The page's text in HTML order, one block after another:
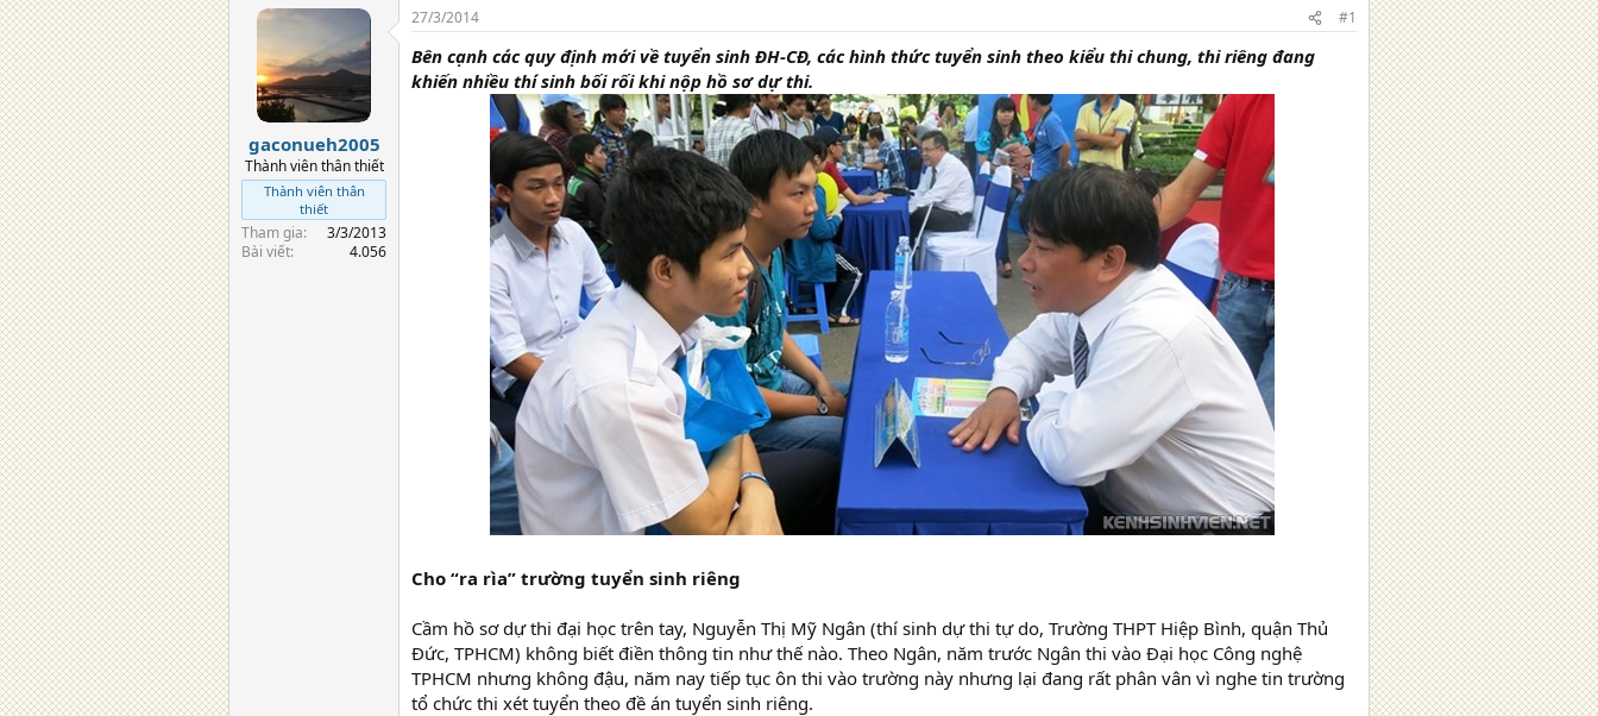
h
ó
a
gaconueh2005
Thành viên thân thiết
Thành viên thân
thiết
Tham gia
3/3/2013
Bài viết
4.056
27/3/2014 #1
Bên cạnh các quy định mới về tuyển sinh ĐH-CĐ, các hình thức tuyển sinh theo kiểu thi chung, thi riêng đang
khiến nhiều thí sinh bối rối khi nộp hồ sơ dự thi.
Cho “ra rìa” trường tuyển sinh riêng
Cầm hồ sơ dự thi đại học trên tay, Nguyễn Thị Mỹ Ngân (thí sinh dự thi tự do, Trường THPT Hiệp Bình, quận Thủ
Đức, TPHCM) không biết điền thông tin như thế nào. Theo Ngân, năm trước Ngân thi vào Đại học Công nghệ
TPHCM nhưng không đậu, năm nay tiếp tục ôn thi vào trường này nhưng lại đang rất phân vân vì nghe tin trường
tổ chức thi xét tuyển theo đề án tuyển sinh riêng.